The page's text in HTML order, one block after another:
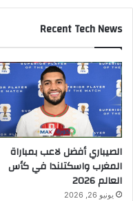
Recent Tech News
الصيباري أفضل لاعب بمباراة
المغرب واسكتلندا في كأس
العالم 2026
يونيو 26, 2026